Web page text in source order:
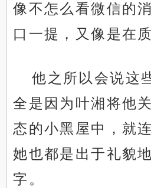
像不怎么看微信的
口一提，又像是在质
他之所以会说这
全是因为叶湘将他
态的小黑屋中，就
她也都是出于礼貌
字。